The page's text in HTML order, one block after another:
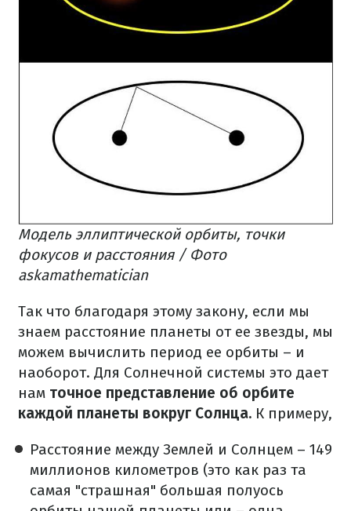
Модель эллиптической орбиты, точки
фокусов и расстояния / Фото
askamathematician
Так что благодаря этому закону, если мы
знаем расстояние планеты от ее звезды, мы
можем вычислить период ее орбиты – и
наоборот. Для Солнечной системы это дает
нам точное представление об орбите
каждой планеты вокруг Солнца. К примеру,
Расстояние между Землей и Солнцем – 149
миллионов километров (это как раз та
самая "страшная" большая полуось